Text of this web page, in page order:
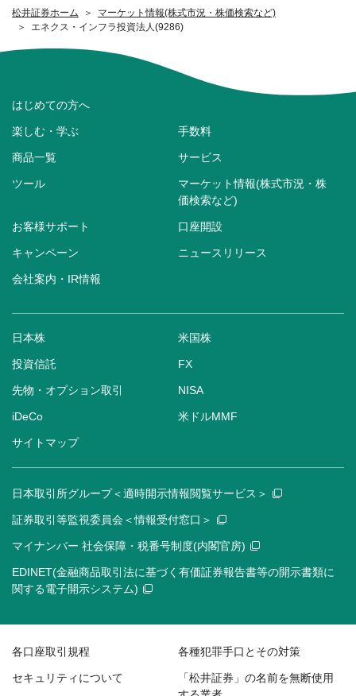
松井証券ホーム
マーケット情報(株式市況・株価検索など)
エネクス・インフラ投資法人(9286)
はじめての方へ
楽しむ・学ぶ 手数料
商品一覧 サービス
ツール
マーケット情報(株式市況・株
価検索など)
お客様サポート 口座開設
キャンペーン ニュースリリース
会社案内・IR情報
日本株 米国株
投資信託 FX
先物・オプション取引 NISA
iDeCo 米ドルMMF
サイトマップ
日本取引所グループ＜適時開示情報閲覧サービス＞
証券取引等監視委員会＜情報受付窓口＞
マイナンバー 社会保障・税番号制度(内閣官房)
EDINET(金融商品取引法に基づく有価証券報告書等の開示書類に
関する電子開示システム)
各口座取引規程 各種犯罪手口とその対策
セキュリティについて
「松井証券」の名前を無断使用